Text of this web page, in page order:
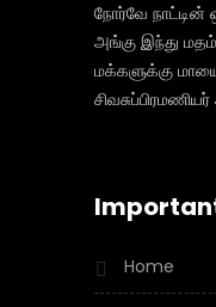
நோர்வே
அங்கு இந்து
மக்களுக்கு
Home